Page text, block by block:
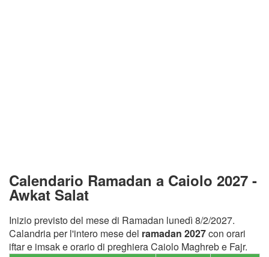
Calendario Ramadan a Caiolo 2027 -
Awkat Salat
Inizio previsto del mese di Ramadan lunedì 8/2/2027.
Calandria per l'intero mese del ramadan 2027con orari
iftar e imsak e orario di preghiera Caiolo Maghreb e Fajr.